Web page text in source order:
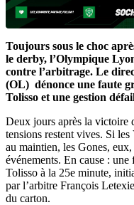
Toujours sous le choc
le derby, l’Olympique
contre l’arbitrage. Le
(OL) dénonce une faute
Tolisso et une gestion
Deux jours après la victoire
tensions restent vives. Si les
au maintien, les Gones,
événements. En cause : une
Tolisso à la 25e minute,
par l’arbitre François
du carton.